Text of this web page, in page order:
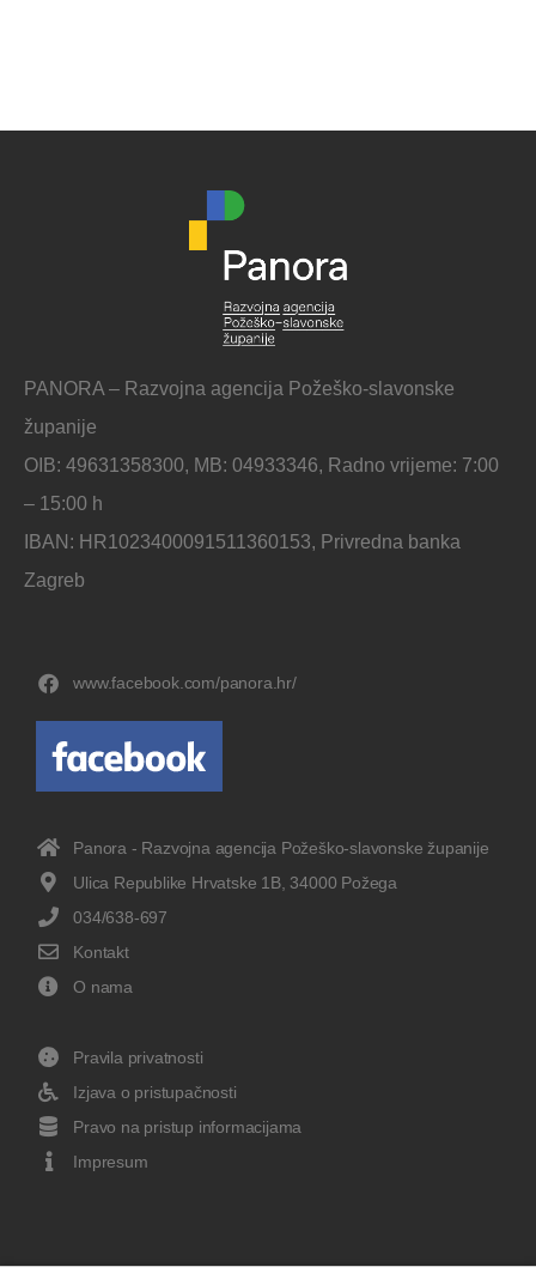
PANORA – Razvojna agencija Požeško-slavonske
županije
OIB: 49631358300, MB: 04933346, Radno vrijeme: 7:00
– 15:00 h
IBAN: HR1023400091511360153, Privredna banka
Zagreb
www.facebook.com/panora.hr/
Panora - Razvojna agencija Požeško-slavonske županije
Ulica Republike Hrvatske 1B, 34000 Požega
034/638-697
Kontakt
O nama
Pravila privatnosti
Izjava o pristupačnosti
Pravo na pristup informacijama
Impresum